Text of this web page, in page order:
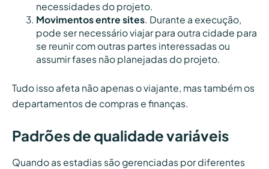
necessidades do projeto.
Movimentos entre sites. Durante a execução,
pode ser necessário viajar para outra cidade para
se reunir com outras partes interessadas ou
assumir fases não planejadas do projeto.
Tudo isso afeta não apenas o viajante, mas também os
departamentos de compras e finanças.
Padrões de qualidade variáveis
Quando as estadias são gerenciadas por diferentes